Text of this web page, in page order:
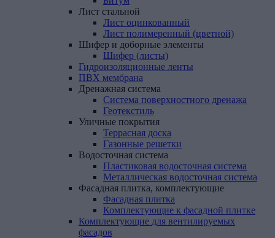
Лист стальной
Лист оцинкованный
Лист полимеренный (цветной)
Шифер и доборные элементы
Шифер (листы)
Гидроизоляционные ленты
ПВХ мембрана
Дренажная система
Система поверхностного дренажа
Геотекстиль
Уличные покрытия
Террасная доска
Газонные решетки
Водосточная система
Пластиковая водосточная система
Металлическая водосточная система
Фасадная плитка, комплектующие
Фасадная плитка
Комплектующие к фасадной плитке
Комплектующие для вентилируемых
фасадов